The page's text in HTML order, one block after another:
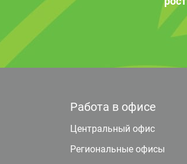
Работа в офисе
Центральный офис
Региональные офисы